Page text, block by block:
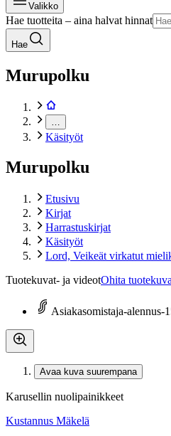
Valikko
Hae tuotteita – aina halvat hinnat
Hae
Murupolku
Käsityöt
Murupolku
Etusivu
Kirjat
Harrastuskirjat
Käsityöt
Lord, Veikeät virkatut
Tuotekuvat- ja videotOhita tuotekuva
Asiakasomistaja-alennus-
Avaa kuva suurempana
Karusellin nuolipainikkeet
Kustannus Mäkelä